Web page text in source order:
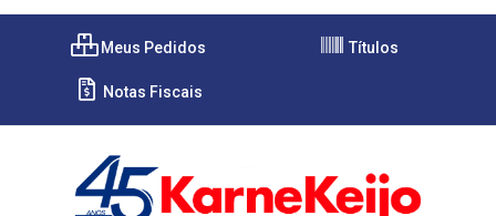
Meus Pedidos Títulos
Notas Fiscais